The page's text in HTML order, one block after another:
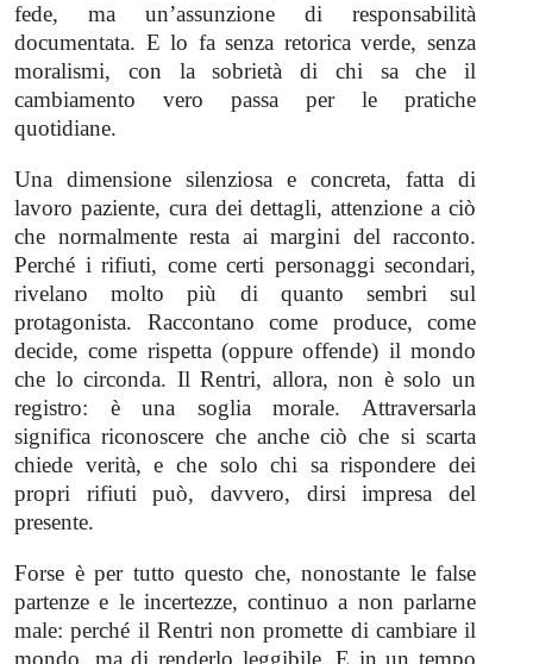
fede, ma un’assunzione di responsabilità
documentata. E lo fa senza retorica verde, senza
moralismi, con la sobrietà di chi sa che il
cambiamento vero passa per le pratiche
quotidiane.
Una dimensione silenziosa e concreta, fatta di
lavoro paziente, cura dei dettagli, attenzione a ciò
che normalmente resta ai margini del racconto.
Perché i rifiuti, come certi personaggi secondari,
rivelano molto più di quanto sembri sul
protagonista. Raccontano come produce, come
decide, come rispetta (oppure offende) il mondo
che lo circonda. Il Rentri, allora, non è solo un
registro: è una soglia morale. Attraversarla
significa riconoscere che anche ciò che si scarta
chiede verità, e che solo chi sa rispondere dei
propri rifiuti può, davvero, dirsi impresa del
presente.
Forse è per tutto questo che, nonostante le false
partenze e le incertezze, continuo a non parlarne
male: perché il Rentri non promette di cambiare il
mondo, ma di renderlo leggibile. E in un tempo